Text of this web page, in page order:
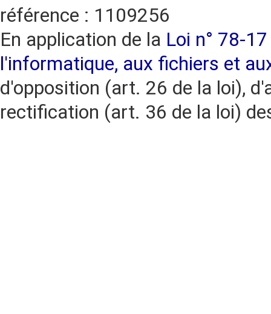
référence : 1109256
En application de la Loi n° 78-
l'informatique, aux fichiers et
d'opposition (art. 26 de la loi),
rectification (art. 36 de la loi)